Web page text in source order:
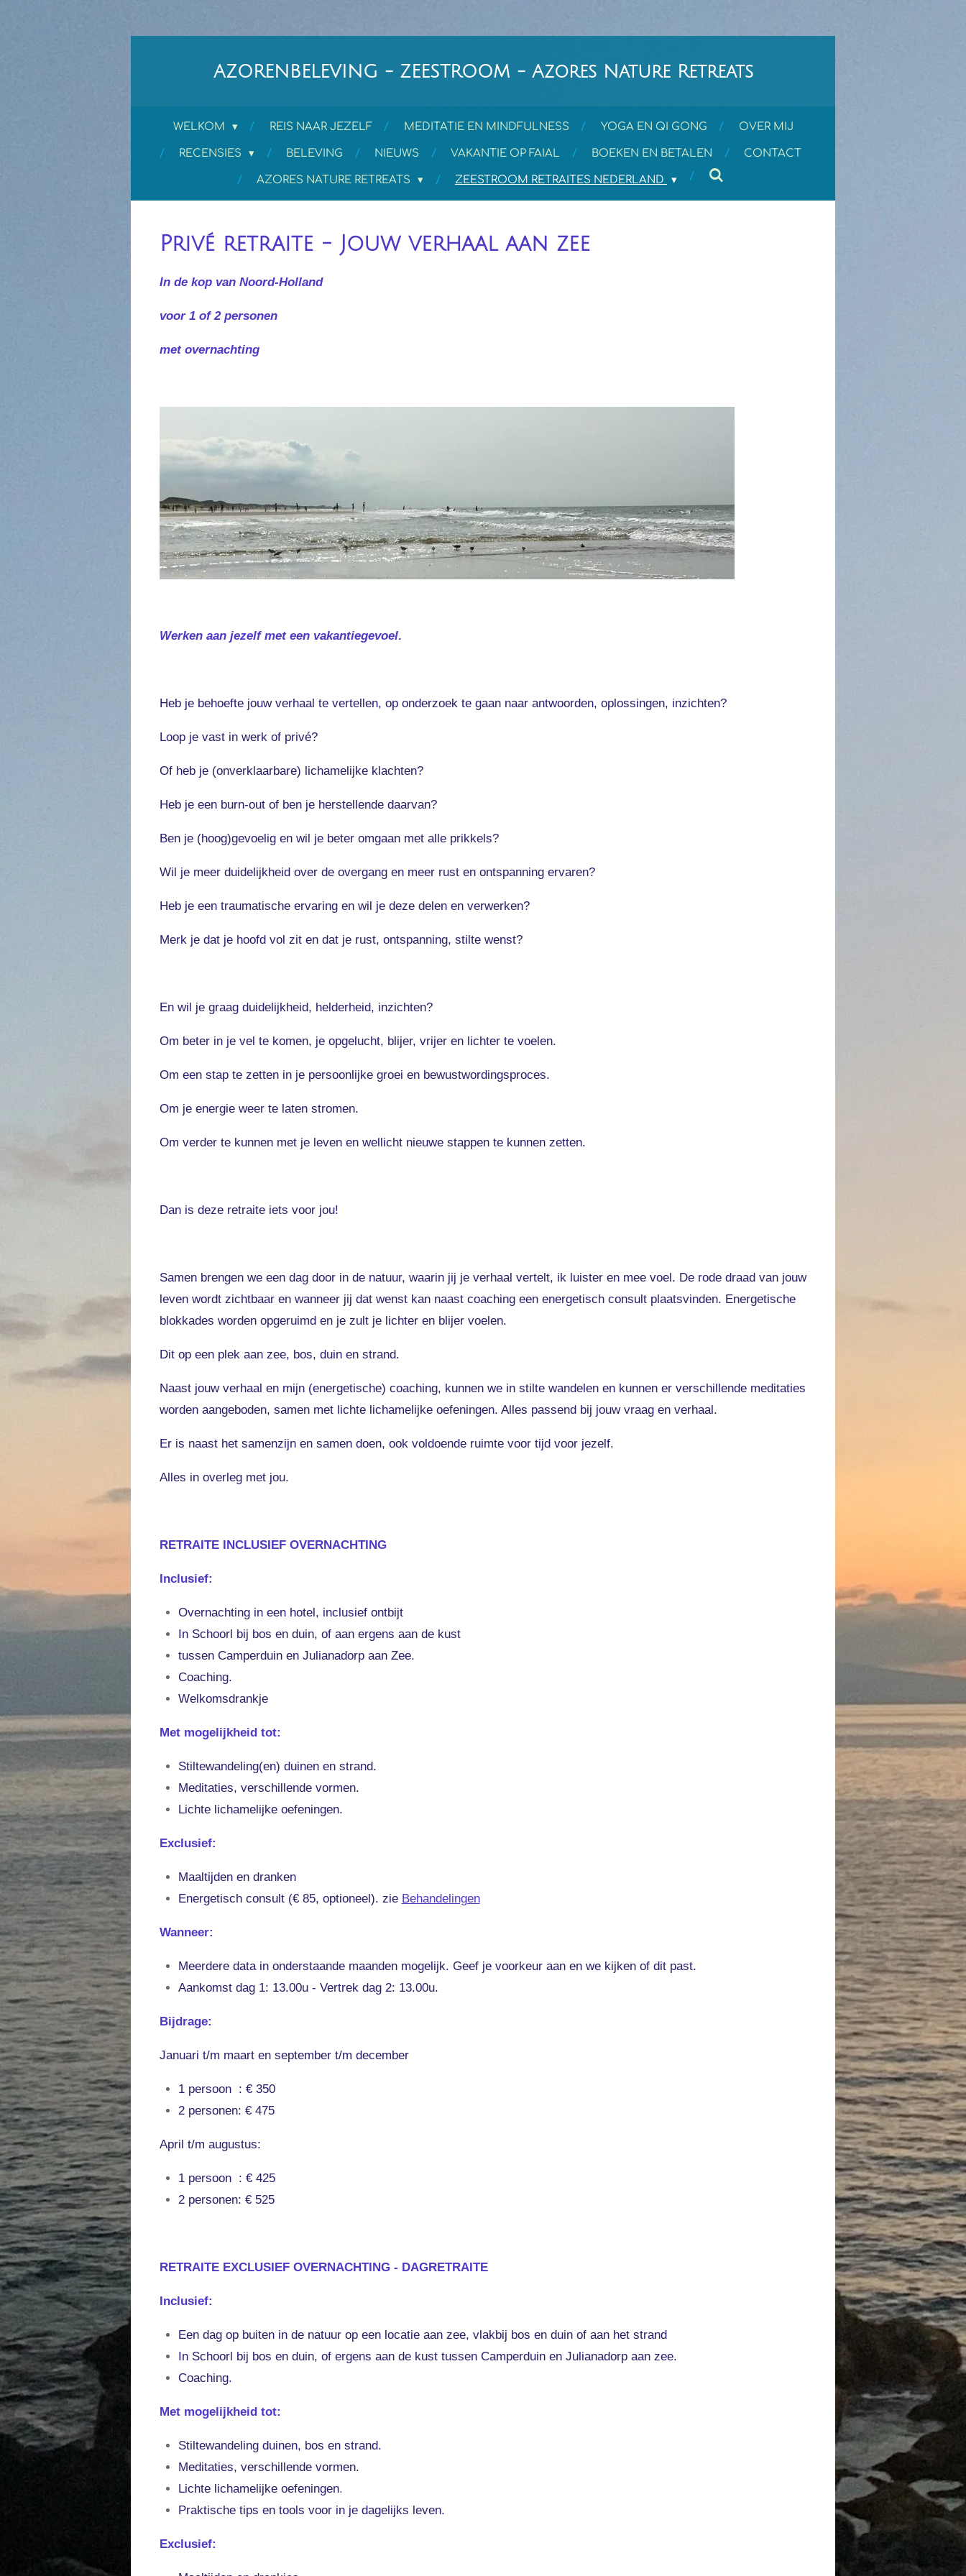
AZORENBELEVING - ZEESTROOM - Azores Nature Retreats
WELKOM REIS NAAR JEZELF MEDITATIE EN MINDFULNESS YOGA EN QI GONG OVER MIJ
RECENSIES BELEVING NIEUWS VAKANTIE OP FAIAL BOEKEN EN BETALEN CONTACT
AZORES NATURE RETREATS ZEESTROOM RETRAITES NEDERLAND
Privé retraite - Jouw verhaal aan zee
In de kop van Noord-Holland
voor 1 of 2 personen
met overnachting
Werken aan jezelf met een vakantiegevoel.
Heb je behoefte jouw verhaal te vertellen, op onderzoek te gaan naar antwoorden, oplossingen, inzichten?
Loop je vast in werk of privé?
Of heb je (onverklaarbare) lichamelijke klachten?
Heb je een burn-out of ben je herstellende daarvan?
Ben je (hoog)gevoelig en wil je beter omgaan met alle prikkels?
Wil je meer duidelijkheid over de overgang en meer rust en ontspanning ervaren?
Heb je een traumatische ervaring en wil je deze delen en verwerken?
Merk je dat je hoofd vol zit en dat je rust, ontspanning, stilte wenst?
En wil je graag duidelijkheid, helderheid, inzichten?
Om beter in je vel te komen, je opgelucht, blijer, vrijer en lichter te voelen.
Om een stap te zetten in je persoonlijke groei en bewustwordingsproces.
Om je energie weer te laten stromen.
Om verder te kunnen met je leven en wellicht nieuwe stappen te kunnen zetten.
Dan is deze retraite iets voor jou!
Samen brengen we een dag door in de natuur, waarin jij je verhaal vertelt, ik luister en mee voel. De rode draad van jouw
leven wordt zichtbaar en wanneer jij dat wenst kan naast coaching een energetisch consult plaatsvinden. Energetische
blokkades worden opgeruimd en je zult je lichter en blijer voelen.
Dit op een plek aan zee, bos, duin en strand.
Naast jouw verhaal en mijn (energetische) coaching, kunnen we in stilte wandelen en kunnen er verschillende meditaties
worden aangeboden, samen met lichte lichamelijke oefeningen. Alles passend bij jouw vraag en verhaal.
Er is naast het samenzijn en samen doen, ook voldoende ruimte voor tijd voor jezelf.
Alles in overleg met jou.
RETRAITE INCLUSIEF OVERNACHTING
Inclusief:
Overnachting in een hotel, inclusief ontbijt
In Schoorl bij bos en duin, of aan ergens aan de kust
tussen Camperduin en Julianadorp aan Zee.
Coaching.
Welkomsdrankje
Met mogelijkheid tot:
Stiltewandeling(en) duinen en strand.
Meditaties, verschillende vormen.
Lichte lichamelijke oefeningen.
Exclusief:
Maaltijden en dranken
Energetisch consult (€ 85, optioneel). zie Behandelingen
Wanneer:
Meerdere data in onderstaande maanden mogelijk. Geef je voorkeur aan en we kijken of dit past.
Aankomst dag 1: 13.00u - Vertrek dag 2: 13.00u.
Bijdrage:
Januari t/m maart en september t/m december
1 persoon : € 350
2 personen: € 475
April t/m augustus:
1 persoon : € 425
2 personen: € 525
RETRAITE EXCLUSIEF OVERNACHTING - DAGRETRAITE
Inclusief:
Een dag op buiten in de natuur op een locatie aan zee, vlakbij bos en duin of aan het strand
In Schoorl bij bos en duin, of ergens aan de kust tussen Camperduin en Julianadorp aan zee.
Coaching.
Met mogelijkheid tot:
Stiltewandeling duinen, bos en strand.
Meditaties, verschillende vormen.
Lichte lichamelijke oefeningen.
Praktische tips en tools voor in je dagelijks leven.
Exclusief: